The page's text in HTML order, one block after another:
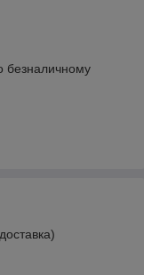
безналичному